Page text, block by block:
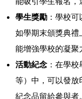
學生獎勵 ：學校
如學期末頒獎典
能增強學校的凝聚
活動紀念 ：在學
等）中，可以發放
紀念品留給參與者。